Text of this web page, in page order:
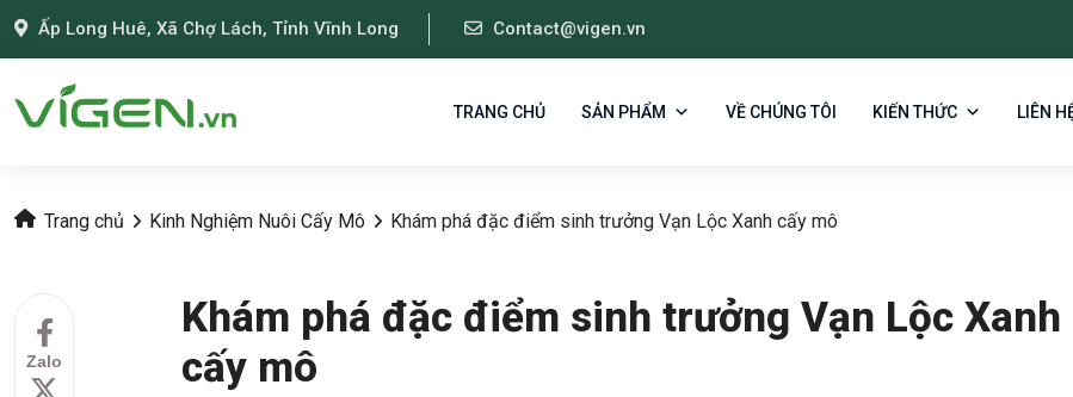
Ấp Long Huê, Xã Chợ Lách, Tỉnh Vĩnh Long Contact@vigen.vn
TRANG CHỦ SẢN PHẨM VỀ CHÚNG TÔI KIẾN THỨC LIÊN
Trang chủ Kinh Nghiệm Nuôi Cấy Mô Khám phá đặc điểm sinh trưởng Vạn Lộc Xanh cấy mô
Zalo
Khám phá đặc điểm sinh trưởng Vạn Lộc Xanh
cấy mô